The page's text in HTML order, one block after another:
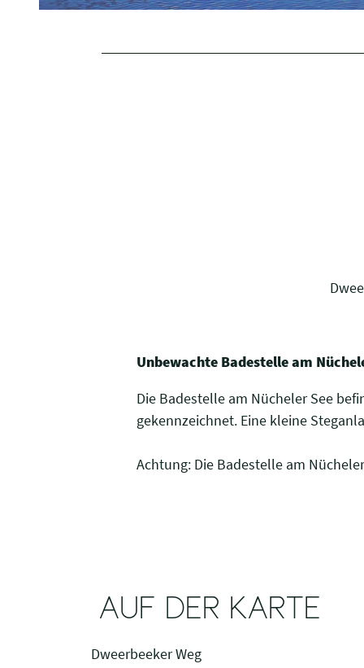
Unbewachte Badestelle am
Die Badestelle am Nücheler See
gekennzeichnet. Eine kleine
Achtung: Die Badestelle am
AUF DER KARTE
Dweerbeeker Weg